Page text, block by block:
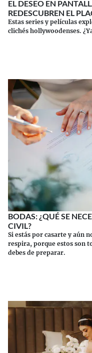
EL DESEO EN
REDESCUBREN EL
Estas series y películas
clichés hollywoodenses.
BODAS: ¿QUÉ SE
CIVIL?
Si estás por casarte y aún
respira, porque estos son
debes de preparar.